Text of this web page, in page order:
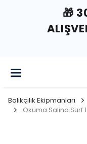
🎁
Balıkçılık Ekipmanları
Okuma Salina Surf